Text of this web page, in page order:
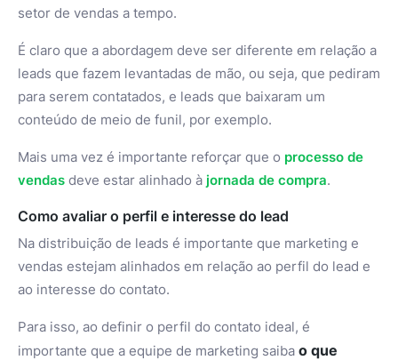
setor de vendas a tempo.
É claro que a abordagem deve ser diferente em relação a
leads que fazem levantadas de mão, ou seja, que pediram
para serem contatados, e leads que baixaram um
conteúdo de meio de funil, por exemplo.
Mais uma vez é importante reforçar que o processo de
vendas deve estar alinhado à jornada de compra.
Como avaliar o perfil e interesse do lead
Na distribuição de leads é importante que marketing e
vendas estejam alinhados em relação ao perfil do lead e
ao interesse do contato.
Para isso, ao definir o perfil do contato ideal, é
importante que a equipe de marketing saiba o que